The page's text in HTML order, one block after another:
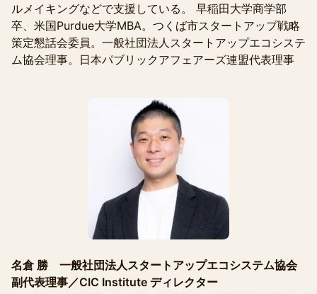
ルメイキングなどで支援している。 早稲田大学商学部
卒、米国Purdue大学MBA。つくば市スタートアップ戦略
策定懇話会委員。一般社団法人スタートアップエコシステ
ム協会理事。日本パブリックアフェアーズ連盟代表理事
名倉 勝 一般社団法人スタートアップエコシステム協会
副代表理事／CIC Institute ディレクター